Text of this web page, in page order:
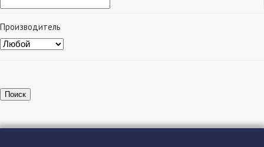
Производитель
Поиск